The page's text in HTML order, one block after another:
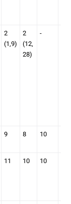
2
(1,9)
2
(12,
28)
-
9 8 10
11 10 10